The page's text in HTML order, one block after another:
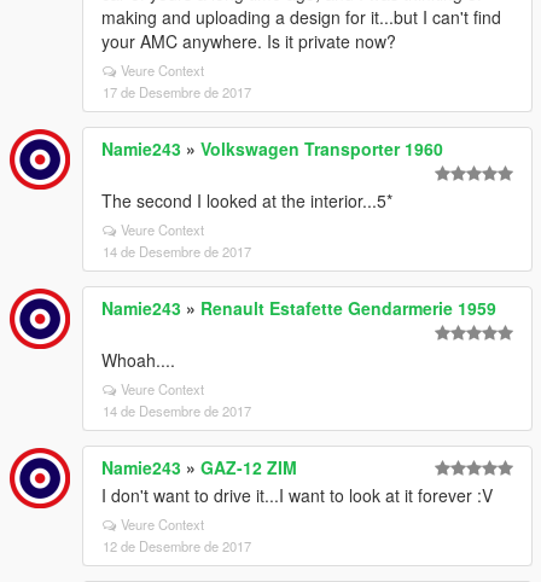
making and uploading a design for it...but I can't find
your AMC anywhere. Is it private now?
Veure Context
17 de Desembre de 2017
Namie243 » Volkswagen Transporter 1960
The second I looked at the interior...5*
Veure Context
14 de Desembre de 2017
Namie243 » Renault Estafette Gendarmerie 1959
Whoah....
Veure Context
14 de Desembre de 2017
Namie243 » GAZ-12 ZIM
I don't want to drive it...I want to look at it forever :V
Veure Context
12 de Desembre de 2017